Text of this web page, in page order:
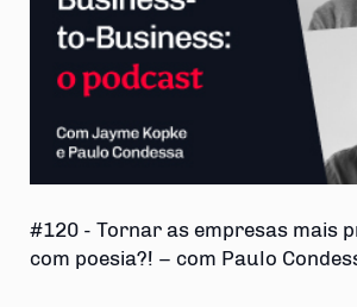
#120 - Tornar as empresas mais
com poesia?! – com Paulo